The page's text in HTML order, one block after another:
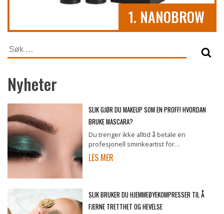
1. NANOBROW
Søk
etter:
Nyheter
SLIK GJØR DU MAKEUP SOM EN PROFF! HVORDAN
BRUKE MASCARA?
Du trenger ikke alltid å betale en
profesjonell sminkeartist for…
LES MER
SLIK BRUKER DU HJEMMEØYEKOMPRESSER TIL Å
FJERNE TRETTHET OG HEVELSE